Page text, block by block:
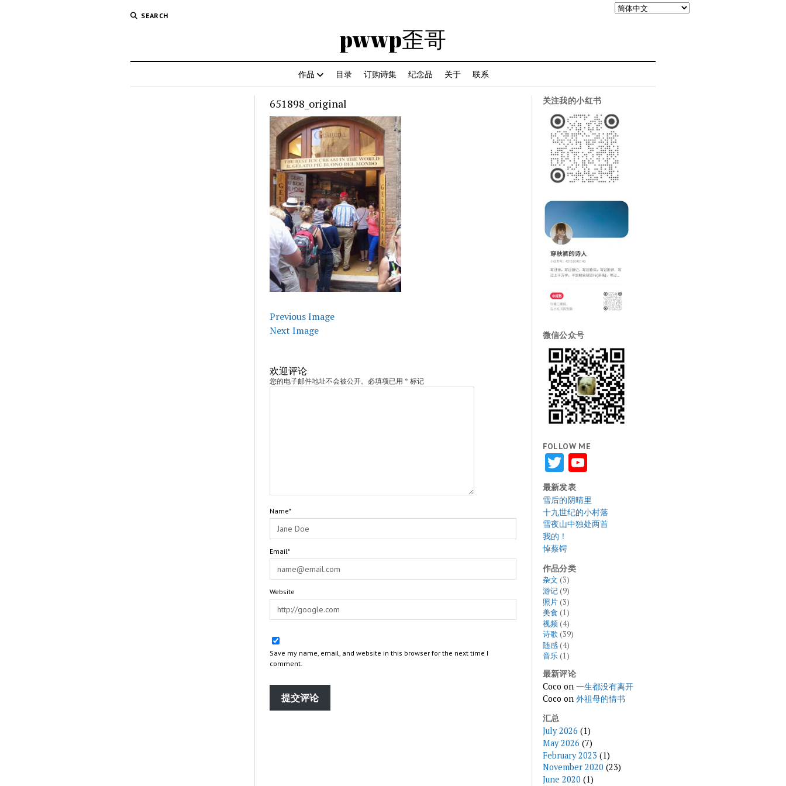
SEARCH
pwwp歪哥
作品 目录 订购诗集 纪念品 关于 联系
651898_original
Previous Image
Next Image
欢迎评论
您的电子邮件地址不会被公开。必填项已用 * 标记
Name*
Email*
Website
Save my name, email, and website in this browser for the next time I
comment.
关注我的小红书
微信公众号
FOLLOW ME
TwitterYouTube
最新发表
雪后的阴晴里
十九世纪的小村落
雪夜山中独处两首
我的！
悼蔡锷
作品分类
杂文 (3)
游记(9)
照片(3)
美食 (1)
视频(4)
诗歌 (39)
随感(4)
音乐(1)
最新评论
Coco on 一生都没有离开
Coco on 外祖母的情书
汇总
July 2026 (1)
May 2026 (7)
February 2023 (1)
November 2020 (23)
June 2020 (1)